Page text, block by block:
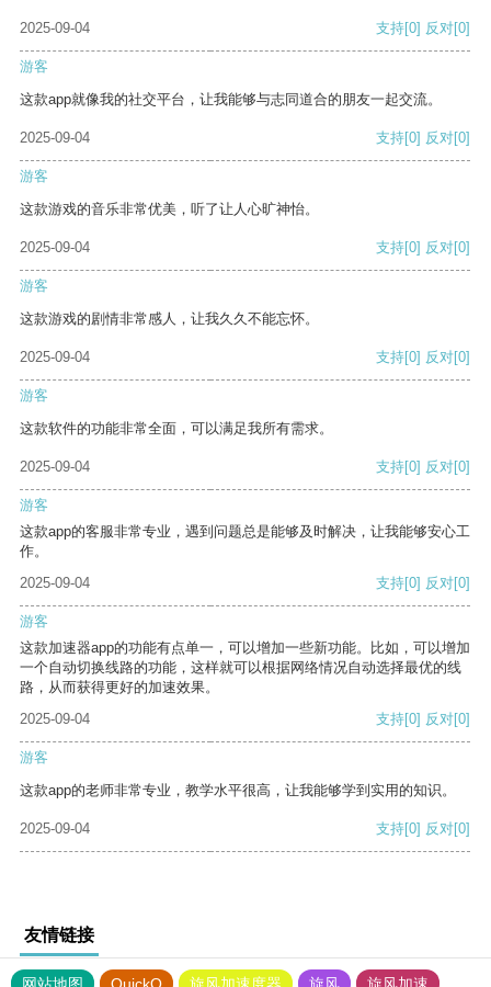
2025-09-04 支持[0] 反对[0]
游客
这款app就像我的社交平台，让我能够与志同道合的朋友一起交流。
2025-09-04 支持[0] 反对[0]
游客
这款游戏的音乐非常优美，听了让人心旷神怡。
2025-09-04 支持[0] 反对[0]
游客
这款游戏的剧情非常感人，让我久久不能忘怀。
2025-09-04 支持[0] 反对[0]
游客
这款软件的功能非常全面，可以满足我所有需求。
2025-09-04 支持[0] 反对[0]
游客
这款app的客服非常专业，遇到问题总是能够及时解决，让我能够安心工
作。
2025-09-04
支持[0] 反对[0]
游客
这款加速器app的功能有点单一，可以增加一些新功能。比如，可以增加
一个自动切换线路的功能，这样就可以根据网络情况自动选择最优的线
路，从而获得更好的加速效果。
2025-09-04
支持[0] 反对[0]
游客
这款app的老师非常专业，教学水平很高，让我能够学到实用的知识。
2025-09-04 支持[0] 反对[0]
友情链接